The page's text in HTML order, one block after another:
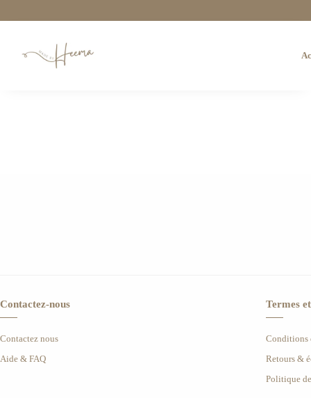
Contactez-nous
Contactez nous
Aide & FAQ
Termes
Conditions
Retours &
Politique